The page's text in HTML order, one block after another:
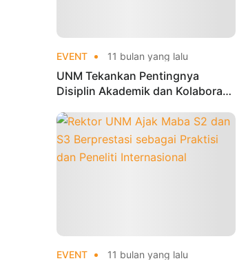
EVENT 11 bulan yang lalu
UNM Tekankan Pentingnya
Disiplin Akademik dan Kolaborasi
EVENT 11 bulan yang lalu